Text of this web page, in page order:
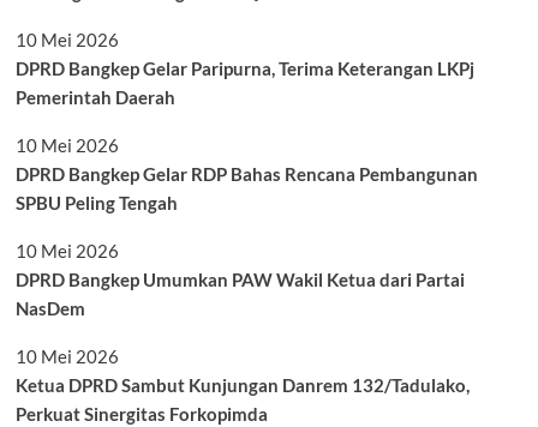
10 Mei 2026
DPRD Bangkep Gelar Paripurna, Terima Keterangan LKPj
Pemerintah Daerah
10 Mei 2026
DPRD Bangkep Gelar RDP Bahas Rencana Pembangunan
SPBU Peling Tengah
10 Mei 2026
DPRD Bangkep Umumkan PAW Wakil Ketua dari Partai
NasDem
10 Mei 2026
Ketua DPRD Sambut Kunjungan Danrem 132/Tadulako,
Perkuat Sinergitas Forkopimda